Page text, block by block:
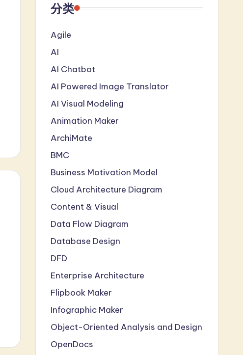
分类
Agile
AI
AI Chatbot
AI Powered Image Translator
AI Visual Modeling
Animation Maker
ArchiMate
BMC
Business Motivation Model
Cloud Architecture Diagram
Content & Visual
Data Flow Diagram
Database Design
DFD
Enterprise Architecture
Flipbook Maker
Infographic Maker
Object-Oriented Analysis and Design
OpenDocs